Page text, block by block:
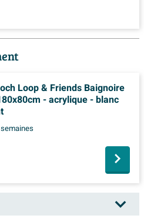
Loop & Friends Baignoire
- acrylique - blanc